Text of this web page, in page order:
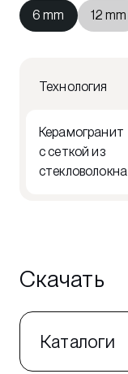
6 mm 12 mm
Технология
Керамогранит
с сеткой из
стекловолокна
Скачать
Каталоги